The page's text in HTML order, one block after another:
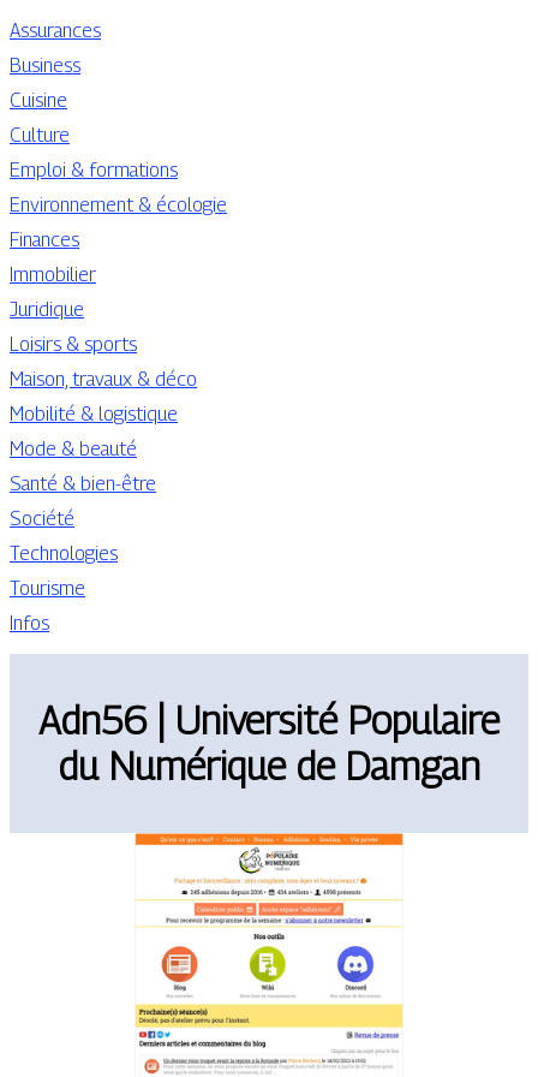
Assurances
Business
Cuisine
Culture
Emploi & formations
Environnement & écologie
Finances
Immobilier
Juridique
Loisirs & sports
Maison, travaux & déco
Mobilité & logistique
Mode & beauté
Santé & bien-être
Société
Technologies
Tourisme
Infos
Adn56 | Université Populaire
du Numérique de Damgan